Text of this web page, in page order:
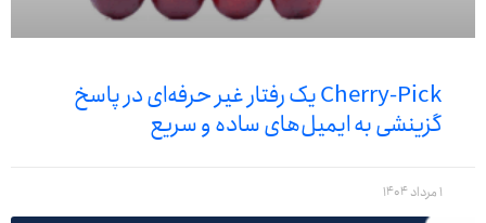
Cherry-Pick یک رفتار غیر حرفه‌ای در پاسخ
گزینشی به ایمیل‌های ساده و سریع
1 مرداد 1404